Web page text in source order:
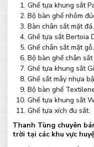
Ghế tựa khung sắt
Bộ bàn ghế nhôm
Bàn chân sắt mặt đá.
Ghế tựa sắt Bertoia
Ghế chân sắt mặt gỗ.
Bộ bàn ghế chân
Ghế tựa khung sắt
Ghế sắt mây nhựa
Bộ bàn ghế
Ghế tựa khung sắt
Ghế tựa xích đu sắt.
Thanh Tùng chuyên
trời tại các khu vực